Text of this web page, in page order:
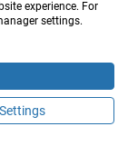
experience. For
settings.
Settings